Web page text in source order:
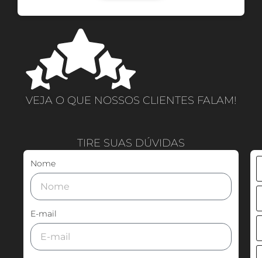
VEJA O QUE NOSSOS CLIENTES FALAM!
TIRE SUAS DÚVIDAS
Nome
E-mail